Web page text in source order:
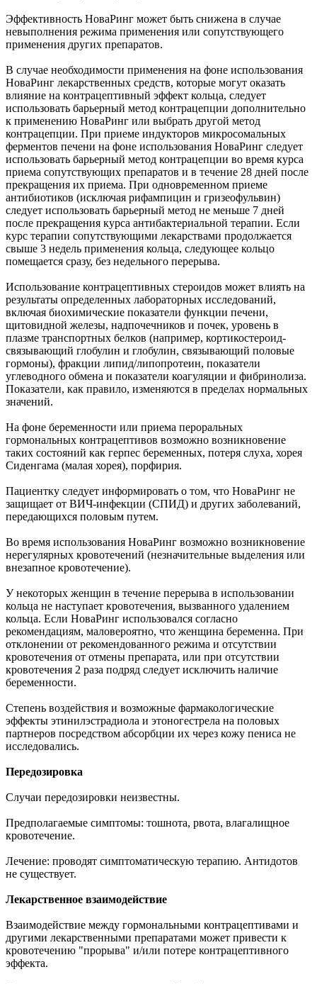
Эффективность НоваРинг может быть снижена в случае
невыполнения режима применения или сопутствующего
применения других препаратов.
В случае необходимости применения на фоне использования
НоваРинг лекарственных средств, которые могут оказать
влияние на контрацептивный эффект кольца, следует
использовать барьерный метод контрацепции дополнительно
к применению НоваРинг или выбрать другой метод
контрацепции. При приеме индукторов микросомальных
ферментов печени на фоне использования НоваРинг следует
использовать барьерный метод контрацепции во время курса
приема сопутствующих препаратов и в течение 28 дней после
прекращения их приема. При одновременном приеме
антибиотиков (исключая рифампицин и гризеофульвин)
следует использовать барьерный метод не меньше 7 дней
после прекращения курса антибактериальной терапии. Если
курс терапии сопутствующими лекарствами продолжается
свыше 3 недель применения кольца, следующее кольцо
помещается сразу, без недельного перерыва.
Использование контрацептивных стероидов может влиять на
результаты определенных лабораторных исследований,
включая биохимические показатели функции печени,
щитовидной железы, надпочечников и почек, уровень в
плазме транспортных белков (например, кортикостероид-
связывающий глобулин и глобулин, связывающий половые
гормоны), фракции липид/липопротеин, показатели
углеводного обмена и показатели коагуляции и фибринолиза.
Показатели, как правило, изменяются в пределах нормальных
значений.
На фоне беременности или приема пероральных
гормональных контрацептивов возможно возникновение
таких состояний как герпес беременных, потеря слуха, хорея
Сиденгама (малая хорея), порфирия.
Пациентку следует информировать о том, что НоваРинг не
защищает от ВИЧ-инфекции (СПИД) и других заболеваний,
передающихся половым путем.
Во время использования НоваРинг возможно возникновение
нерегулярных кровотечений (незначительные выделения или
внезапное кровотечение).
У некоторых женщин в течение перерыва в использовании
кольца не наступает кровотечения, вызванного удалением
кольца. Если НоваРинг использовался согласно
рекомендациям, маловероятно, что женщина беременна. При
отклонении от рекомендованного режима и отсутствии
кровотечения от отмены препарата, или при отсутствии
кровотечения 2 раза подряд следует исключить наличие
беременности.
Степень воздействия и возможные фармакологические
эффекты этинилэстрадиола и этоногестрела на половых
партнеров посредством абсорбции их через кожу пениса не
исследовались.
Передозировка
Случаи передозировки неизвестны.
Предполагаемые симптомы: тошнота, рвота, влагалищное
кровотечение.
Лечение: проводят симптоматическую терапию. Антидотов
не существует.
Лекарственное взаимодействие
Взаимодействие между гормональными контрацептивами и
другими лекарственными препаратами может привести к
кровотечению "прорыва" и/или потере контрацептивного
эффекта.